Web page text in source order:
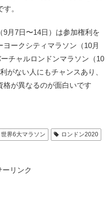
。
月7日〜14日）は参加権利を
ークシティマラソン（10月
チャルロンドンマラソン（10
がない人にもチャンスあり、
格が異なるのが面白いです
世界6大マラソン
ロンドン2020
ーリンク